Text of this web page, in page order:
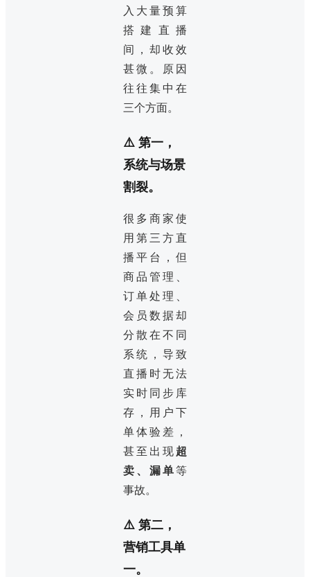
入大量预算
搭建直播
间，却收效
甚微。原因
往往集中在
三个方面。
⚠️ 第一，
系统与场景
割裂。
很多商家使
用第三方直
播平台，但
商品管理、
订单处理、
会员数据却
分散在不同
系统，导致
直播时无法
实时同步库
存，用户下
单体验差，
甚至出现 超
卖、漏单等
事故。
⚠️ 第二，
营销工具单
一。